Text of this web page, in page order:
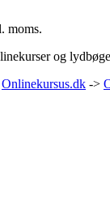
moms.
og
Onlinekursus.dk ->